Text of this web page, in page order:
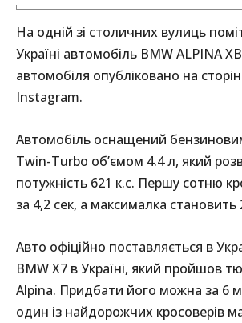
На одній зі столичних вулиць
Україні автомобіль BMW ALPINA
автомобіля опубліковано на
Instagram.
Автомобіль оснащений
Twin-Turbo об’ємом 4.4 л, який
потужність 621 к.с. Першу сотню
за 4,2 сек, а максималка
Авто офіційно поставляється в
BMW X7 в Україні, який пройшов
Alpina. Придбати його можна за 6
один із найдорожчих кросоверів